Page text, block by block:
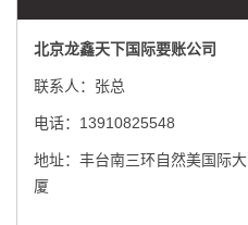
北京龙鑫天下国际要账公司
联系人：张总
电话：13910825548
地址：丰台南三环自然美国际大
厦